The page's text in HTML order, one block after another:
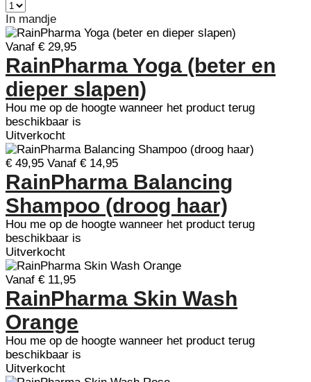
In mandje
Vanaf € 29,95
RainPharma Yoga (beter en
dieper slapen)
Hou me op de hoogte wanneer het product terug
beschikbaar is
Uitverkocht
€ 49,95 Vanaf € 14,95
RainPharma Balancing
Shampoo (droog haar)
Hou me op de hoogte wanneer het product terug
beschikbaar is
Uitverkocht
Vanaf € 11,95
RainPharma Skin Wash
Orange
Hou me op de hoogte wanneer het product terug
beschikbaar is
Uitverkocht